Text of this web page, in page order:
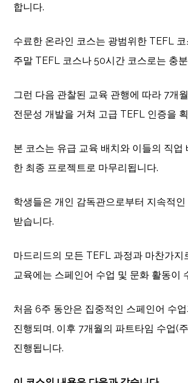
합니다.
수료한 온라인 코스는 광범위한 TEFL
주말 TEFL 코스나 50시간 코스로는 충
그런 다음 관찰된 교육 관행에 따라 7개
전문성 개발을 거쳐 고급 TEFL 인증을
본 코스는 유급 교육 배치와 이들의 직업
한 최종 프로젝트로 마무리됩니다.
학생들은 개인 감독관으로부터 지속적
받습니다.
마드리드의 모든 TEFL 과정과 마찬가지
교육에는 스페인어 수업 및 문화 활동이
처음 6주 동안은 집중적인 스페인어 수업
진행되며, 이후 7개월의 파트타임 수업(주
진행됩니다.